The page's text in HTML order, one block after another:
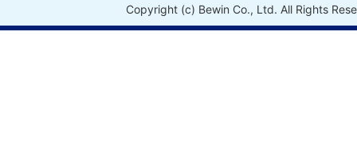
Copyright (c) Bewin Co., Ltd. All Rights